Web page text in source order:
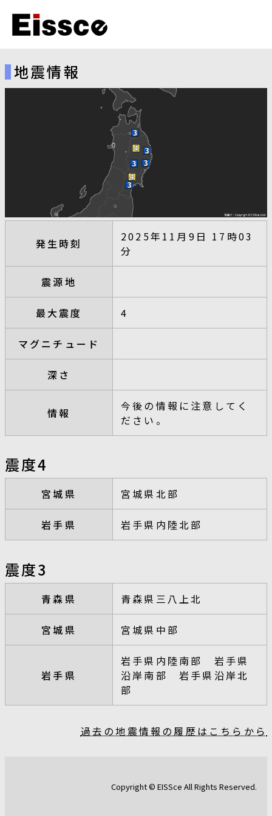
地震情報
発生時刻
2025年11月9日 17時03
分
震源地
最大震度 4
マグニチュード
深さ
情報
今後の情報に注意してく
ださい。
震度4
宮城県 宮城県北部
岩手県 岩手県内陸北部
震度3
青森県 青森県三八上北
宮城県 宮城県中部
岩手県
岩手県内陸南部 岩手県
沿岸南部 岩手県沿岸北
部
過去の地震情報の履歴はこちらから
Copyright © EISSce All Rights Reserved.